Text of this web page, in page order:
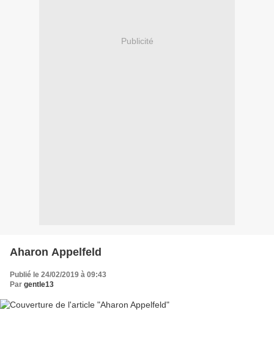
Publicité
Aharon Appelfeld
Publié le 24/02/2019 à 09:43
Par gentle13